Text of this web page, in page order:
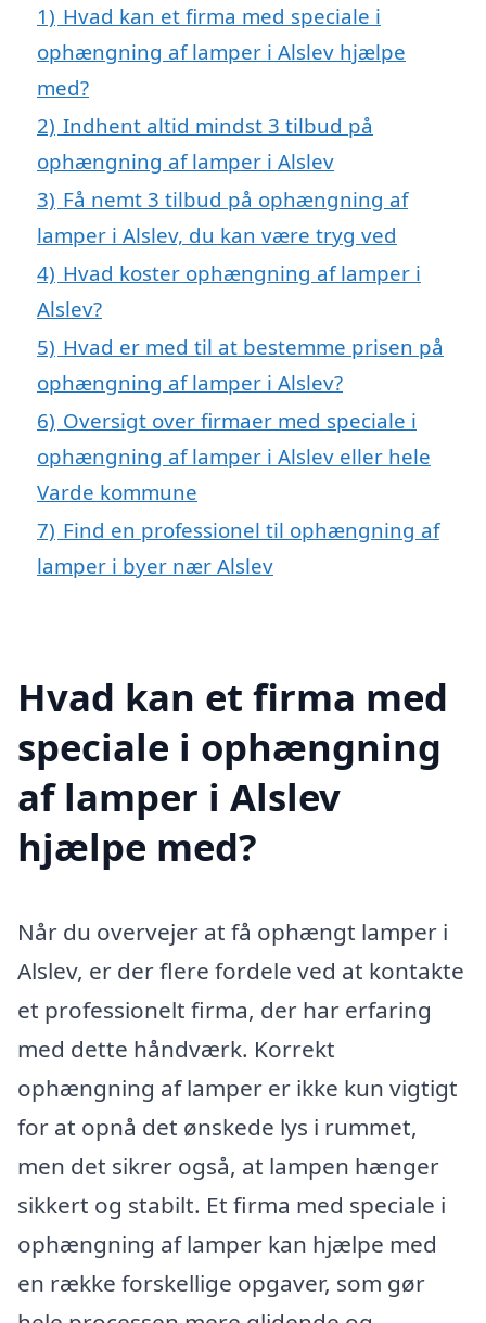
1) Hvad kan et firma med speciale i
ophængning af lamper i Alslev hjælpe
med?
2) Indhent altid mindst 3 tilbud på
ophængning af lamper i Alslev
3) Få nemt 3 tilbud på ophængning af
lamper i Alslev, du kan være tryg ved
4) Hvad koster ophængning af lamper i
Alslev?
5) Hvad er med til at bestemme prisen på
ophængning af lamper i Alslev?
6) Oversigt over firmaer med speciale i
ophængning af lamper i Alslev eller hele
Varde kommune
7) Find en professionel til ophængning af
lamper i byer nær Alslev
Hvad kan et firma med
speciale i ophængning
af lamper i Alslev
hjælpe med?
Når du overvejer at få ophængt lamper i
Alslev, er der flere fordele ved at kontakte
et professionelt firma, der har erfaring
med dette håndværk. Korrekt
ophængning af lamper er ikke kun vigtigt
for at opnå det ønskede lys i rummet,
men det sikrer også, at lampen hænger
sikkert og stabilt. Et firma med speciale i
ophængning af lamper kan hjælpe med
en række forskellige opgaver, som gør